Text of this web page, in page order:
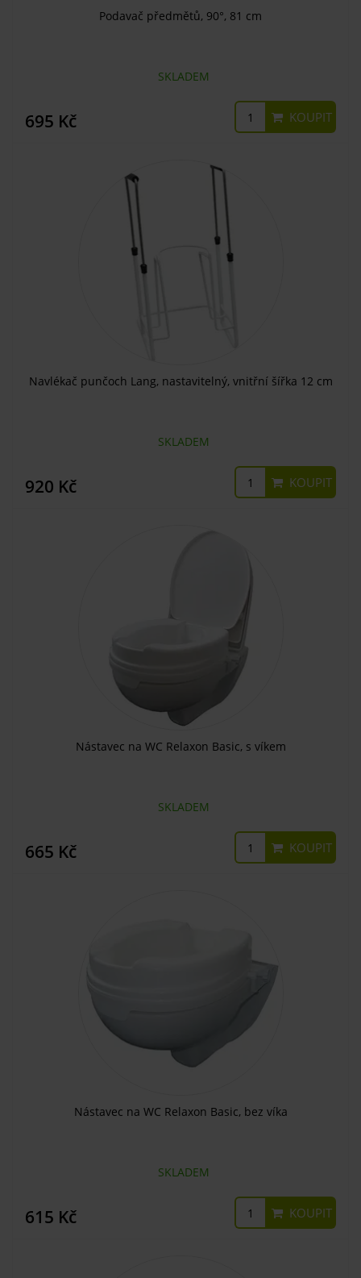
Podavač předmětů, 90°, 81 cm
SKLADEM
695 Kč KOUPIT
Navlékač punčoch Lang, nastavitelný, vnitřní šířka 12 cm
SKLADEM
920 Kč KOUPIT
Nástavec na WC Relaxon Basic, s víkem
SKLADEM
665 Kč KOUPIT
Nástavec na WC Relaxon Basic, bez víka
SKLADEM
615 Kč KOUPIT